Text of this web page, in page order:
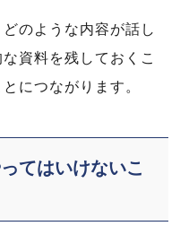
のような内容が話し
資料を残しておくこ
につながります。
てはいけないこ